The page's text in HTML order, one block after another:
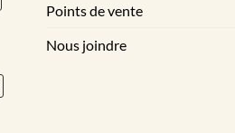
Points de vente
Nous joindre